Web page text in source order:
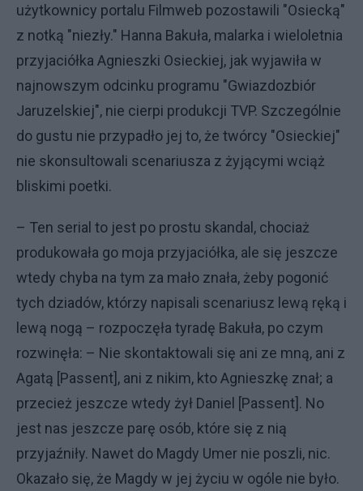
użytkownicy portalu Filmweb pozostawili "Osiecką"
z notką "niezły." Hanna Bakuła, malarka i wieloletnia
przyjaciółka Agnieszki Osieckiej, jak wyjawiła w
najnowszym odcinku programu "Gwiazdozbiór
Jaruzelskiej", nie cierpi produkcji TVP. Szczególnie
do gustu nie przypadło jej to, że twórcy "Osieckiej"
nie skonsultowali scenariusza z żyjącymi wciąż
bliskimi poetki.
– Ten serial to jest po prostu skandal, chociaż
produkowała go moja przyjaciółka, ale się jeszcze
wtedy chyba na tym za mało znała, żeby pogonić
tych dziadów, którzy napisali scenariusz lewą ręką i
lewą nogą – rozpoczęła tyradę Bakuła, po czym
rozwinęła: – Nie skontaktowali się ani ze mną, ani z
Agatą [Passent], ani z nikim, kto Agnieszkę znał; a
przecież jeszcze wtedy żył Daniel [Passent]. No
jest nas jeszcze parę osób, które się z nią
przyjaźniły. Nawet do Magdy Umer nie poszli, nic.
Okazało się, że Magdy w jej życiu w ogóle nie było.